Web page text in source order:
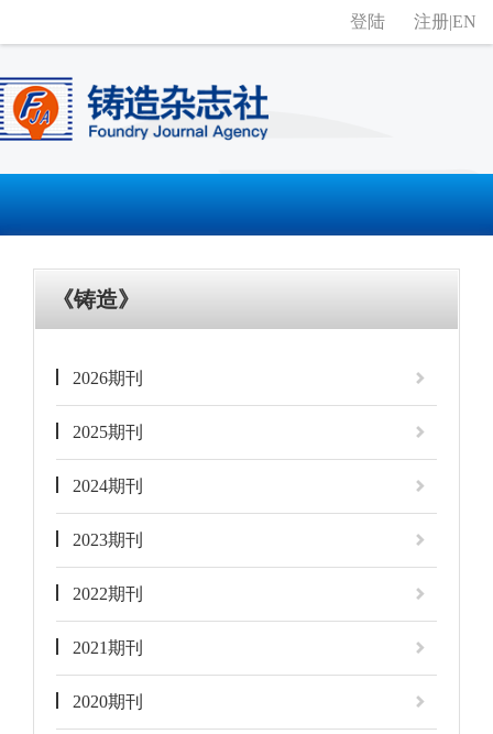
登陆 注册|EN
《铸造》
2026期刊
2025期刊
2024期刊
2023期刊
2022期刊
2021期刊
2020期刊